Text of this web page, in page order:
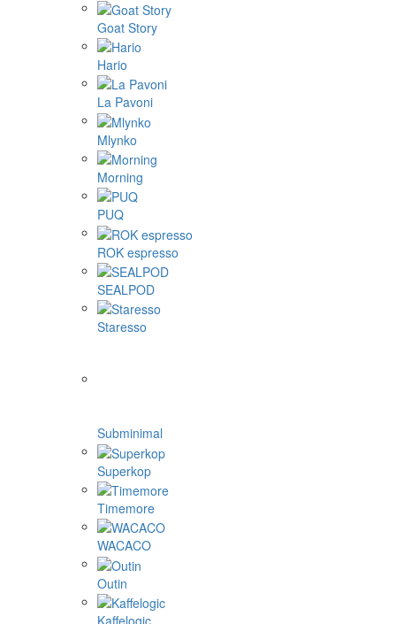
Goat Story
Hario
La Pavoni
Mlynko
Morning
PUQ
ROK espresso
SEALPOD
Staresso
Subminimal
Superkop
Timemore
WACACO
Outin